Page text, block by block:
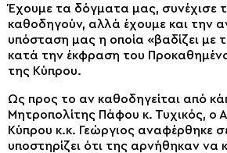
Έχουμε τα δόγματα μας, συνέχισε
καθοδηγούν, αλλά έχουμε και την
υπόσταση μας η οποία «βαδίζει με
κατά την έκφραση του
της Κύπρου.
Ως προς το αν καθοδηγείται από
Μητροπολίτης Πάφου κ. Τυχικός, ο
Κύπρου κ.κ. Γεώργιος αναφέρθηκε
υποστηρίζει ότι της αρνήθηκαν να